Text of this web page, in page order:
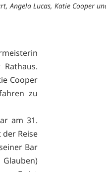
Angela Lucas, Katie Cooper
Cooper
zu
am 31.
Reise
Bar